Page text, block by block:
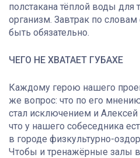
полстакана тёплой воды для
организм. Завтрак по
быть обязательно.
ЧЕГО НЕ ХВАТАЕТ ГУБАХЕ
Каждому герою нашего
же вопрос: что по его
стал исключением и
что у нашего собеседника
в городе физкультурно-
Чтобы и тренажёрные залы